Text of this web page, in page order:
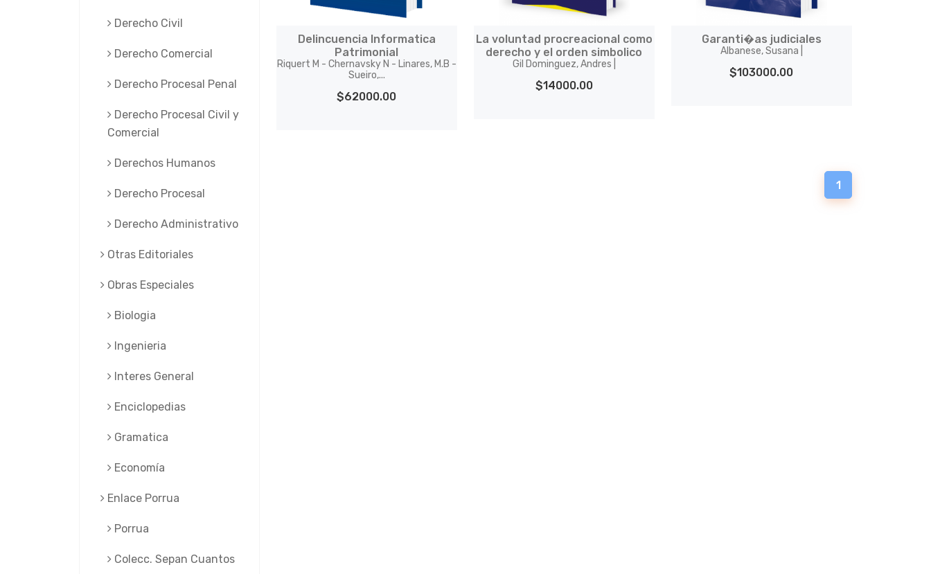
Delincuencia Informatica
Patrimonial
Riquert M - Chernavsky N - Linares, M.B -
Sueiro,...
$62000.00
La voluntad procreacional como
derecho y el orden simbolico
Gil Dominguez, Andres |
$14000.00
Garanti�as judiciales
Albanese, Susana |
$103000.00
1
Derecho Civil
Derecho Comercial
Derecho Procesal Penal
Derecho Procesal Civil y
Comercial
Derechos Humanos
Derecho Procesal
Derecho Administrativo
Otras Editoriales
Obras Especiales
Biologia
Ingenieria
Interes General
Enciclopedias
Gramatica
Economía
Enlace Porrua
Porrua
Colecc. Sepan Cuantos